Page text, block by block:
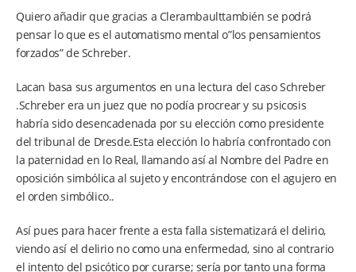
Quiero añadir que gracias a Clerambaulttambién se podrá
pensar lo que es el automatismo mental o”los pensamientos
forzados” de Schreber.
Lacan basa sus argumentos en una lectura del caso Schreber
.Schreber era un juez que no podía procrear y su psicosis
habría sido desencadenada por su elección como presidente
del tribunal de Dresde.Esta elección lo habría confrontado con
la paternidad en lo Real, llamando así al Nombre del Padre en
oposición simbólica al sujeto y encontrándose con el agujero en
el orden simbólico..
Así pues para hacer frente a esta falla sistematizará el delirio,
viendo así el delirio no como una enfermedad, sino al contrario
el intento del psicótico por curarse; sería por tanto una forma